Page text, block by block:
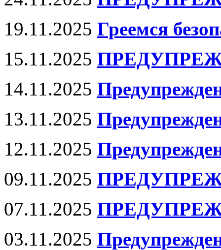
19.11.2025 Греемся
15.11.2025
14.11.2025
13.11.2025
12.11.2025
09.11.2025
07.11.2025
03.11.2025